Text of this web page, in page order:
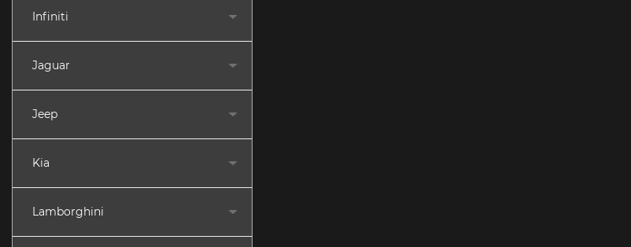
Infiniti
Jaguar
Jeep
Kia
Lamborghini